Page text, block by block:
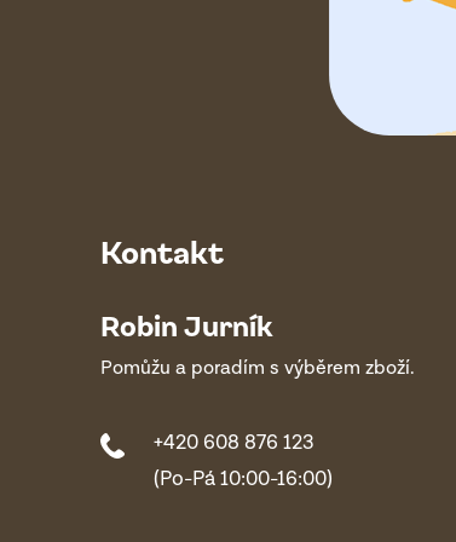
Kontakt
Robin Jurník
Pomůžu a poradím s výběrem zboží.
+420 608 876 123
(Po-Pá 10:00-16:00)